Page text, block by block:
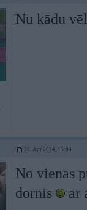
Nu kādu
26. Apr 2024, 15:04
No vienas
dornis
ar